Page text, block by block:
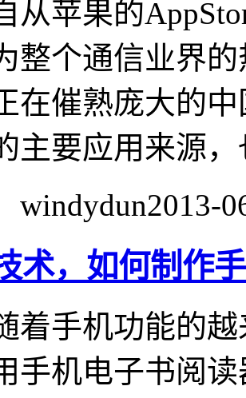
苹果的
整个通信业界
在催熟庞大的
主要应用来源，
windydun2013-
术，如何制作
手机功能的越
手机电子书阅